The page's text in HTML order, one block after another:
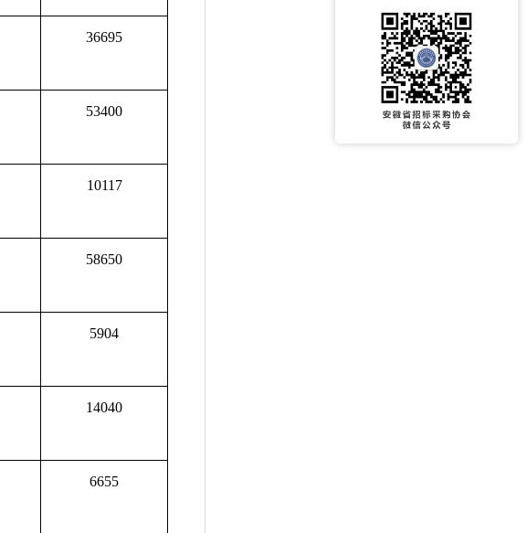
36695
53400
10117
58650
5904
14040
6655